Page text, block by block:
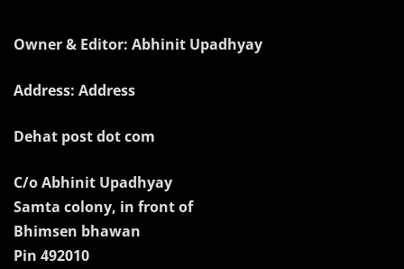
Owner & Editor: Abhinit Upadhyay
Address: Address
Dehat post dot com
C/o Abhinit Upadhyay
Samta colony, in front of
Bhimsen bhawan
Pin 492010